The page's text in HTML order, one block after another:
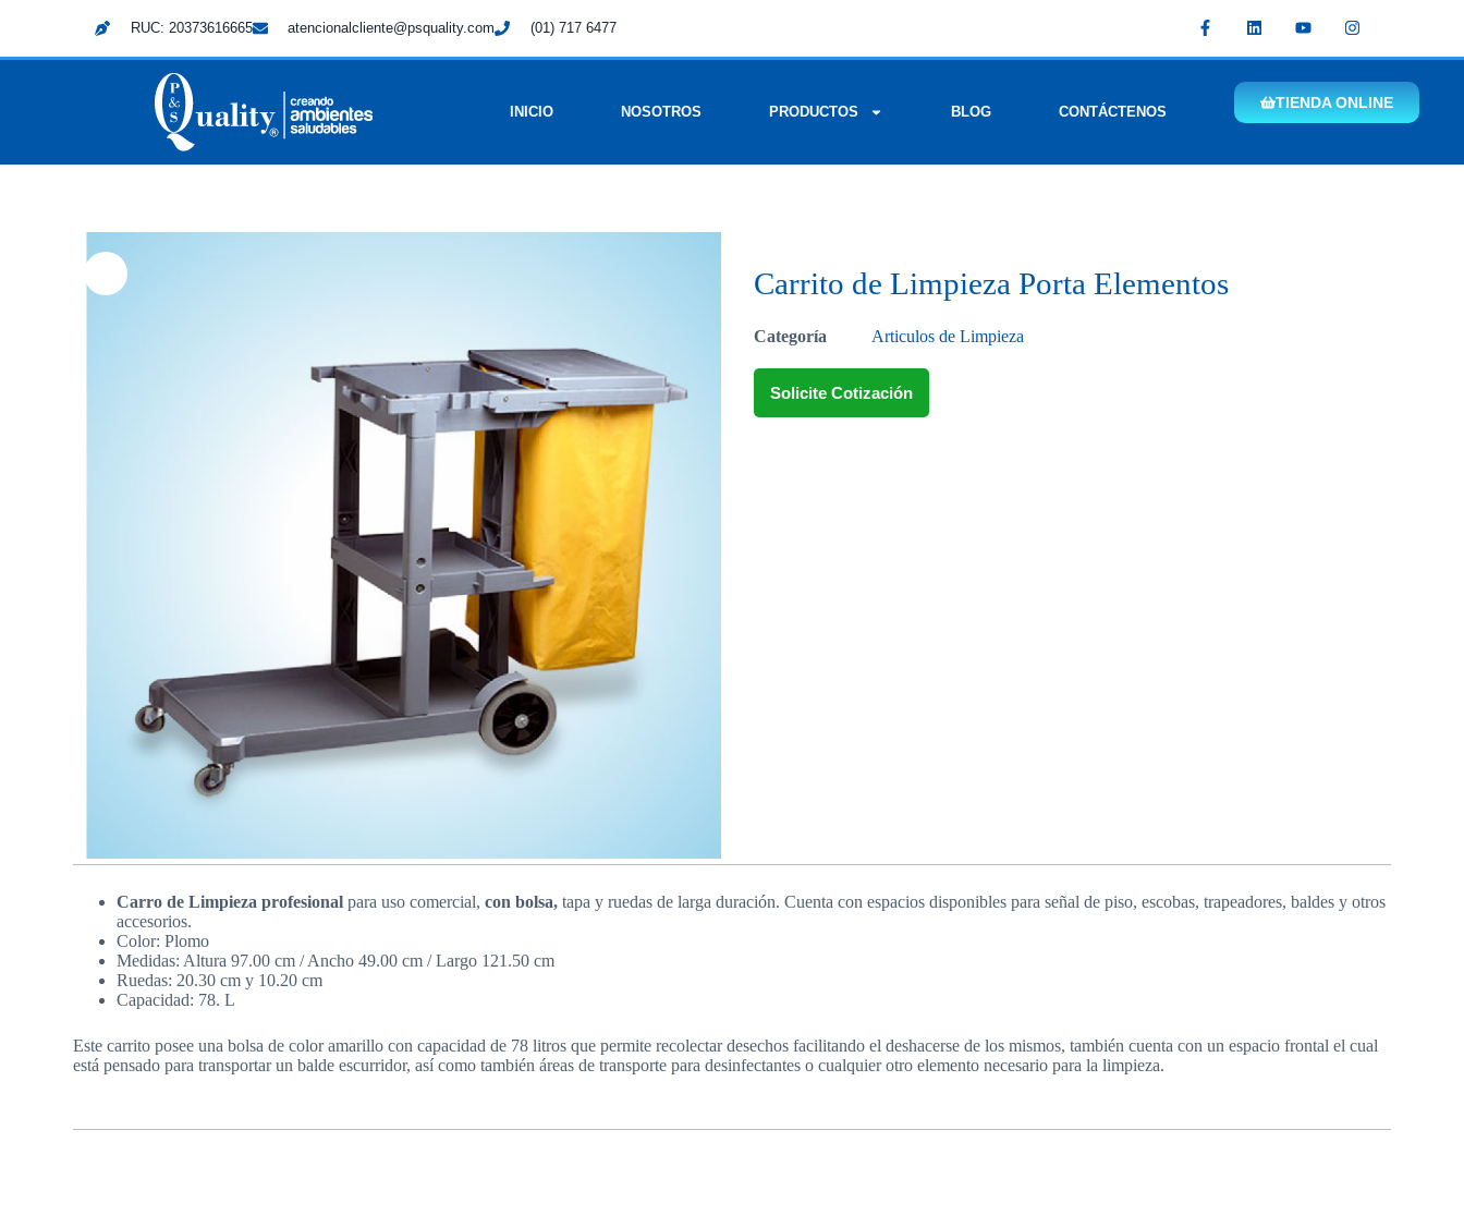
RUC: 20373616665 atencionalcliente@psquality.com (01) 717 6477
INICIO NOSOTROS PRODUCTOS BLOG CONTÁCTENOS
TIENDA ONLINE
Carrito de Limpieza Porta Elementos
Categoría Articulos de Limpieza
Solicite Cotización
Carro de Limpieza profesional para uso comercial,con bolsa, tapa y ruedas de larga duración. Cuenta con espacios disponibles para señal de piso, escobas, trapeadores, baldes y otros
accesorios.
Color: Plomo
Medidas: Altura 97.00 cm / Ancho 49.00 cm / Largo 121.50 cm
Ruedas: 20.30 cm y 10.20 cm
Capacidad: 78. L
Este carrito posee una bolsa de color amarillo con capacidad de 78 litros que permite recolectar desechos facilitando el deshacerse de los mismos, también cuenta con un espacio frontal el cual
está pensado para transportar un balde escurridor, así como también áreas de transporte para desinfectantes o cualquier otro elemento necesario para la limpieza.